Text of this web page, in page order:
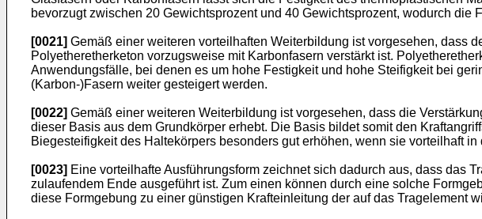
bevorzugt zwischen 20 Gewichtsprozent und 40 Gewichtsprozent, wodurch
[0021] Gemäß einer weiteren vorteilhaften Weiterbildung ist vorgesehen, dass
Polyetheretherketon vorzugsweise mit Karbonfasern verstärkt ist.
Anwendungsfälle, bei denen es um hohe Festigkeit und hohe Steifigkeit bei
(Karbon-)Fasern weiter gesteigert werden.
[0022] Gemäß einer weiteren Weiterbildung ist vorgesehen, dass die
dieser Basis aus dem Grundkörper erhebt. Die Basis bildet somit den
Biegesteifigkeit des Haltekörpers besonders gut erhöhen, wenn sie vorteilhaft
[0023] Eine vorteilhafte Ausführungsform zeichnet sich dadurch aus, dass das
zulaufendem Ende ausgeführt ist. Zum einen können durch eine solche
diese Formgebung zu einer günstigen Krafteinleitung der auf das Tragelement